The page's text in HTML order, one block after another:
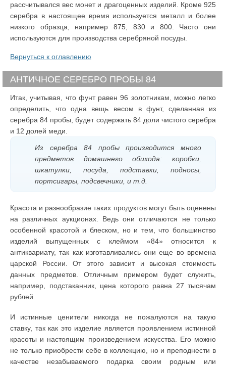
рассчитывался вес монет и драгоценных изделий. Кроме 925
серебра в настоящее время используется металл и более
низкого образца, например 875, 830 и 800. Часто они
используются для производства серебряной посуды.
Вернуться к оглавлению
АНТИЧНОЕ СЕРЕБРО ПРОБЫ 84
Итак, учитывая, что фунт равен 96 золотникам, можно легко
определить, что одна вещь весом в фунт, сделанная из
серебра 84 пробы, будет содержать 84 доли чистого серебра
и 12 долей меди.
Из серебра 84 пробы производится много
предметов домашнего обихода: коробки,
шкатулки, посуда, подставки, подносы,
портсигары, подсвечники, и т.д.
Красота и разнообразие таких продуктов могут быть оценены
на различных аукционах. Ведь они отличаются не только
особенной красотой и блеском, но и тем, что большинство
изделий выпущенных с клеймом «84» относится к
антиквариату, так как изготавливались они еще во времена
царской России. От этого зависит и высокая стоимость
данных предметов. Отличным примером будет служить,
например, подстаканник, цена которого равна 27 тысячам
рублей.
И истинные ценители никогда не пожалуются на такую
ставку, так как это изделие является проявлением истинной
красоты и настоящим произведением искусства. Его можно
не только приобрести себе в коллекцию, но и преподнести в
качестве незабываемого подарка своим родным или